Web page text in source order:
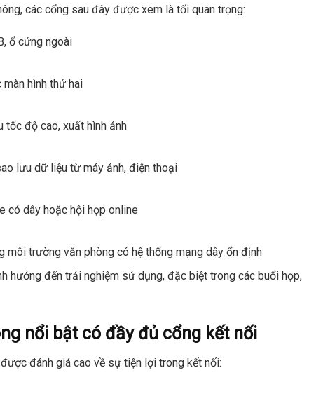
các cổng sau đây được xem là tối quan trọng:
ổ cứng ngoài
hình thứ hai
tốc độ cao, xuất hình ảnh
lưu dữ liệu từ máy ảnh, điện thoại
có dây hoặc hội họp online
môi trường văn phòng có hệ thống mạng dây ổn định
hưởng đến trải nghiệm sử dụng, đặc biệt trong các buổi họp,
nổi bật có đầy đủ cổng kết nối
đánh giá cao về sự tiện lợi trong kết nối: